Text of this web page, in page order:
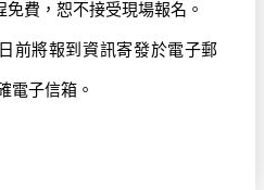
費，恕不接受現場報名。
前將報到資訊寄發於電子郵
電子信箱。